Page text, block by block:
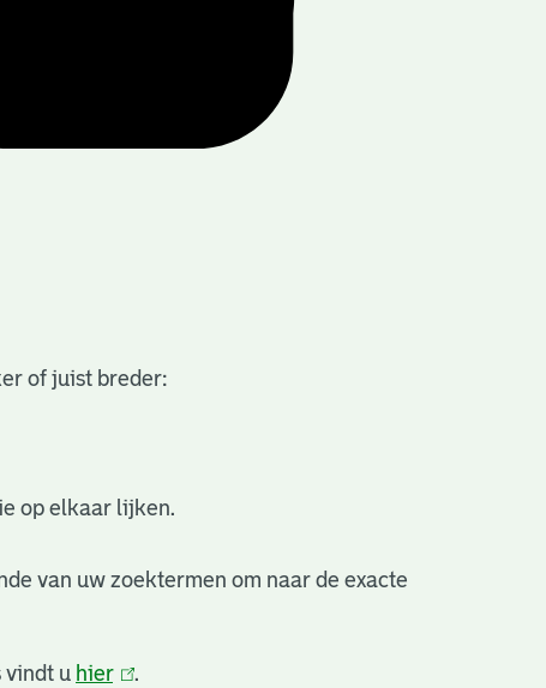
of juist breder:
op elkaar lijken.
van uw zoektermen om naar de exacte
vindt u hier(link
.